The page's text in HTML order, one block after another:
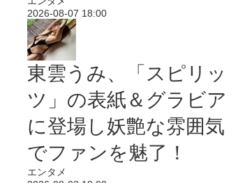
2026-08-07 18:00
東雲うみ、「スピリッ
ツ」の表紙＆グラビア
に登場し妖艶な雰囲気
でファンを魅了！
エンタメ